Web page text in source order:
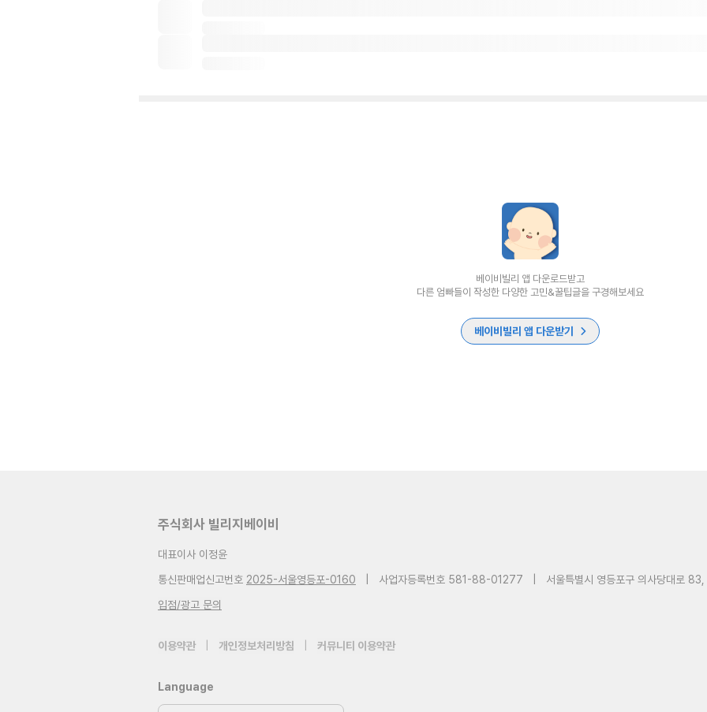
베이비빌리 앱 다운로드받고
다른 엄빠들이 작성한 다양한 고민&꿀팁글을 구경해보세요
베이비빌리 앱 다운받기
주식회사 빌리지베이비
대표이사 이정윤
통신판매업신고번호 2025-서울영등포-0160 사업자등록번호 581-88-01277
서울특별시 영등포구 의사당대로
입점/광고 문의
이용약관 개인정보처리방침 커뮤니티 이용약관
Language